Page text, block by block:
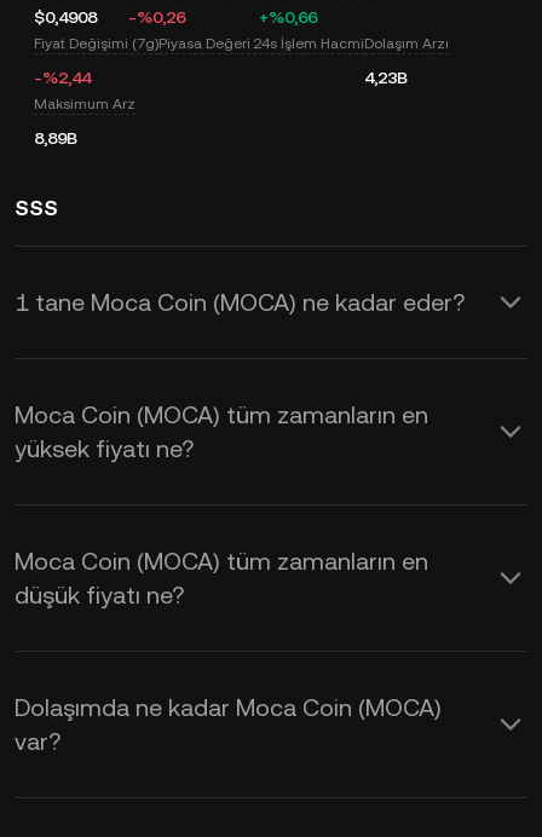
$0,4908 -%0,26 +%0,66
Fiyat Değişimi (7g)
-%2,44
Piyasa Değeri 24s İşlem HacmiDolaşım Arzı
4,23B
Maksimum Arz
8,89B
SSS
1 tane Moca Coin (MOCA) ne kadar eder?
KuCoin, Moca Coin (MOCA) için gerçek
zamanlı güncellenen USD fiyatı sağlar.
Moca Coin fiyatı; arz ve talebin yanı sıra
öğrenmek için KuCoin Hesaplayıcıyı
kullanabilirsiniz.
Moca Coin (MOCA) tüm zamanların en
yüksek fiyatı ne?
Moca Coin (MOCA) tüm zamanların en
düşük fiyatı ne?
Dolaşımda ne kadar Moca Coin (MOCA)
var?